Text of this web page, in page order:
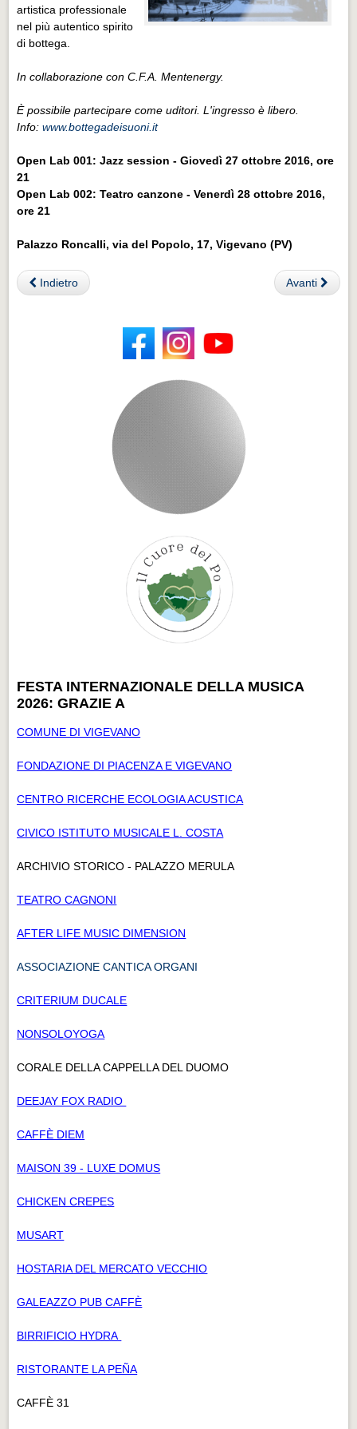
artistica professionale
nel più autentico spirito
di bottega.
In collaborazione con C.F.A. Mentenergy.
È possibile partecipare come uditori. L'ingresso è libero.
Info:www.bottegadeisuoni.it
Open Lab 001: Jazz session - Giovedì 27 ottobre 2016, ore
21
Open Lab 002: Teatro canzone - Venerdì 28 ottobre 2016,
ore 21
Palazzo Roncalli, via del Popolo, 17, Vigevano (PV)
Indietro Avanti
FESTA INTERNAZIONALE DELLA MUSICA
2026: GRAZIE A
COMUNE DI VIGEVANO
FONDAZIONE DI PIACENZA E VIGEVANO
CENTRO RICERCHE ECOLOGIA ACUSTICA
CIVICO ISTITUTO MUSICALE L. COSTA
ARCHIVIO STORICO - PALAZZO MERULA
TEATRO CAGNONI
AFTER LIFE MUSIC DIMENSION
ASSOCIAZIONE CANTICA ORGANI
CRITERIUM DUCALE
NONSOLOYOGA
CORALE DELLA CAPPELLA DEL DUOMO
DEEJAY FOX RADIO
CAFFÈ DIEM
MAISON 39 - LUXE DOMUS
CHICKEN CREPES
MUSART
HOSTARIA DEL MERCATO VECCHIO
GALEAZZO PUB CAFFÈ
BIRRIFICIO HYDRA
RISTORANTE LA PEÑA
CAFFÈ 31